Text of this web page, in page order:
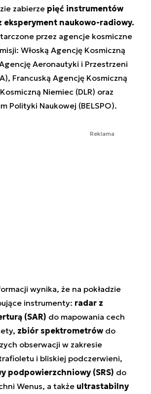
zabierze pięć instrumentów
eksperyment naukowo-radiowy.
przez agencje kosmiczne
Włoską Agencję Kosmiczną
Aeronautyki i Przestrzeni
Francuską Agencję Kosmiczną
Niemiec (DLR) oraz
Polityki Naukowej (BELSPO).
Reklama
wynika, że na pokładzie
instrumenty: radar z
(SAR) do mapowania cech
zbiór spektrometrów do
obserwacji w zakresie
i bliskiej podczerwieni,
podpowierzchniowy (SRS) do
Wenus, a także ultrastabilny